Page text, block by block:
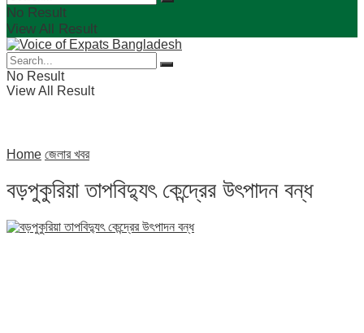
No Result
View All Result
No Result
View All Result
Home জেলার খবর
বড়পুকুরিয়া তাপবিদ্যুৎ কেন্দ্রের উৎপাদন বন্ধ